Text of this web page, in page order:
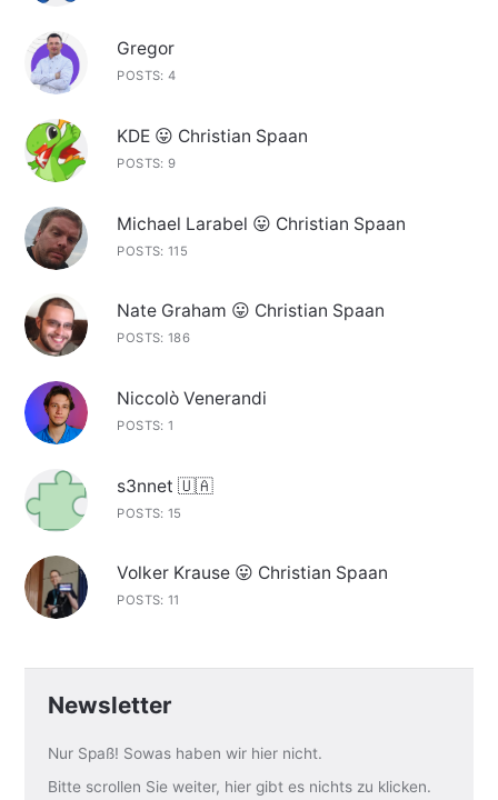
Gregor
POSTS: 4
KDE 😛 Christian Spaan
POSTS: 9
Michael Larabel 😛 Christian Spaan
POSTS: 115
Nate Graham 😛 Christian Spaan
POSTS: 186
Niccolò Venerandi
POSTS: 1
s3nnet 🇺🇦
POSTS: 15
Volker Krause 😛 Christian Spaan
POSTS: 11
Newsletter
Nur Spaß! Sowas haben wir hier nicht.
Bitte scrollen Sie weiter, hier gibt es nichts zu klicken.